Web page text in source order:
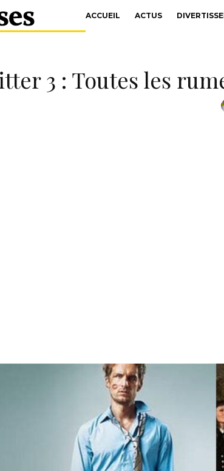
ACCUEIL ACTUS
3 : Toutes les